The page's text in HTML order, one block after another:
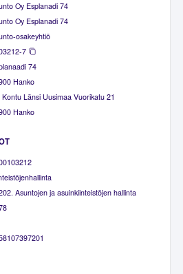
Oy Esplanadi 74
Oy Esplanadi 74
osakeyhtiö
7
74
Hanko
Kontu Länsi Uusimaa Vuorikatu 21
Hanko
Asuntojen ja asuinkiinteistöjen hallinta